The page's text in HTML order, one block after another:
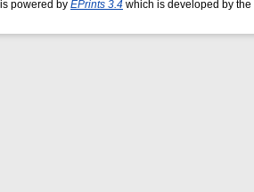
powered by EPrints 3.4 which is developed by the